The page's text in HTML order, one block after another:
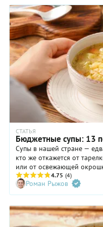
СТАТЬЯ
Бюджетные супы: 13
Супы в нашей стране —
кто же откажется от
или от освежающей
гороховый с
детства первые блюда
регулярно. Это
сварить из самых
в холодильнике, даже
пара луковиц и ложка
4.75 (4)
Роман Рыжов